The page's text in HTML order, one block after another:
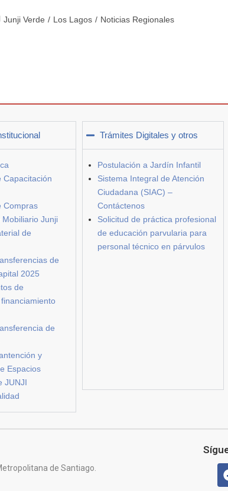
Junji Verde / Los Lagos / Noticias Regionales
Capacitación
Compras
Junji
de
de
2025
de
de
y
Espacios
JUNJI
Trámites Digitales y otros
Postulación a Jardín Infantil
Sistema Integral de Atención
Ciudadana (SIAC) –
Contáctenos
Solicitud de práctica profesional
de educación parvularia para
personal técnico en párvulos
de Santiago.